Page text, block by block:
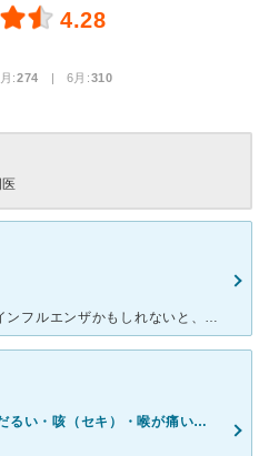
4.28
:274 | 6月:310
高熱が出た為受診しました。 インフルエンザかもしれないと、すぐに隔離状態にされ、そこで体温を測り待つように指示されました。 小さい病院だと、中々隔離されずに体温を測ったりしますが、徹底されているな
発熱・ほてり・頭が痛い・だるい・咳（セキ）・喉が痛い・吐き気・嘔吐・食欲不振・体調不良・急性の下痢